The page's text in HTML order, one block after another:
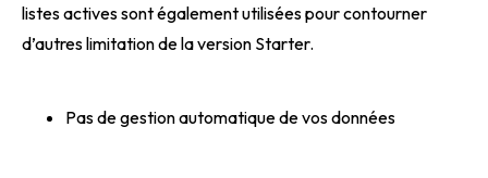
listes actives sont également utilisées pour contourner
d’autres limitation de la version Starter.
Pas de gestion automatique de vos données